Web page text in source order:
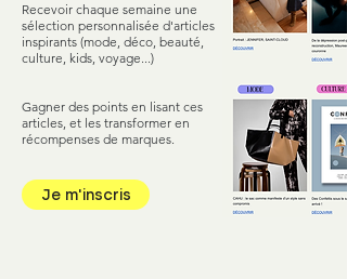
Recevoir chaque semaine une
sélection personnalisée d'articles
inspirants (mode, déco, beauté,
culture, kids, voyage...)
Gagner des points en lisant ces
articles, et les transformer en
récompenses de marques.
Je m'inscris